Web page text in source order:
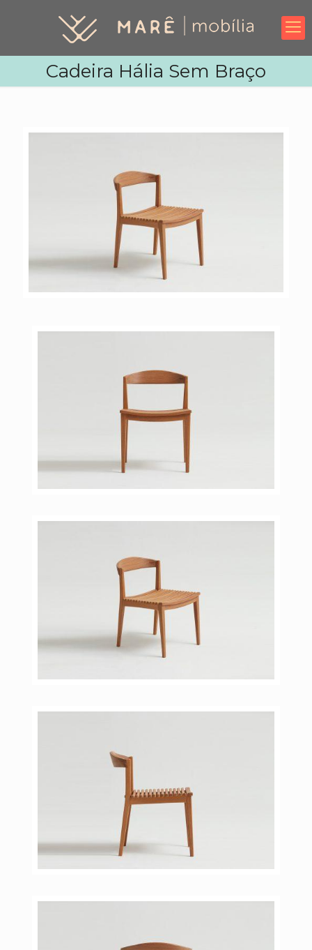
Cadeira Hália Sem Braço